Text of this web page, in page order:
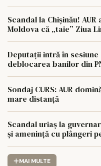
Scandal la Chișinău!
Moldova că „taie” Ziua
Deputații intră în
deblocarea banilor din
Sondaj CURS: AUR
mare distanță
Scandal uriaș la
și amenință cu plângeri
MAI MULTE